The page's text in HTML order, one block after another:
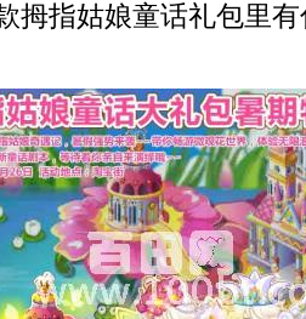
拇指姑娘童话礼包里